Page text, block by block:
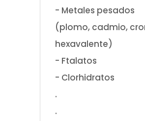
- Metales pesados
(plomo, cadmio,
hexavalente)
- Ftalatos
- Clorhidratos
.
.